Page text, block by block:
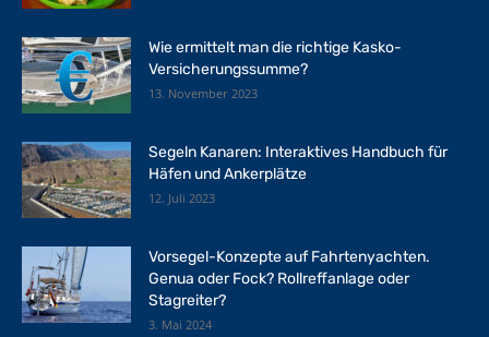
Wie ermittelt man die richtige Kasko-
Versicherungssumme?
13. November 2023
Segeln Kanaren: Interaktives Handbuch für
Häfen und Ankerplätze
12. Juli 2023
Vorsegel-Konzepte auf Fahrtenyachten.
Genua oder Fock? Rollreffanlage oder
Stagreiter?
3. Mai 2024